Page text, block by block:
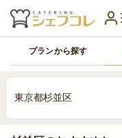
プランから探す
東京都杉並区